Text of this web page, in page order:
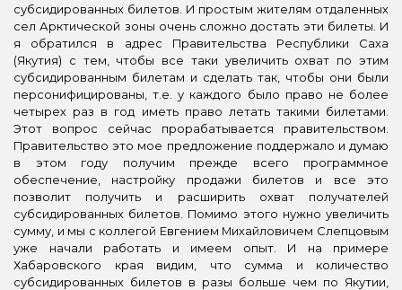
субсидированных билетов. И простым жителям отдаленных
сел Арктической зоны очень сложно достать эти билеты. И
я обратился в адрес Правительства Республики Саха
(Якутия) с тем, чтобы все таки увеличить охват по этим
субсидированным билетам и сделать так, чтобы они были
персонифицированы, т.е. у каждого было право не более
четырех раз в год иметь право летать такими билетами.
Этот вопрос сейчас прорабатывается правительством.
Правительство это мое предложение поддержало и думаю
в этом году получим прежде всего программное
обеспечение, настройку продажи билетов и все это
позволит получить и расширить охват получателей
субсидированных билетов. Помимо этого нужно увеличить
сумму, и мы с коллегой Евгением Михайловичем Слепцовым
уже начали работать и имеем опыт. И на примере
Хабаровского края видим, что сумма и количество
субсидированных билетов в разы больше чем по Якутии,